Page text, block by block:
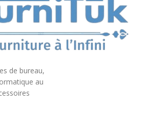
de bureau,
au